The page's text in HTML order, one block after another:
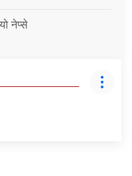
नेप्से